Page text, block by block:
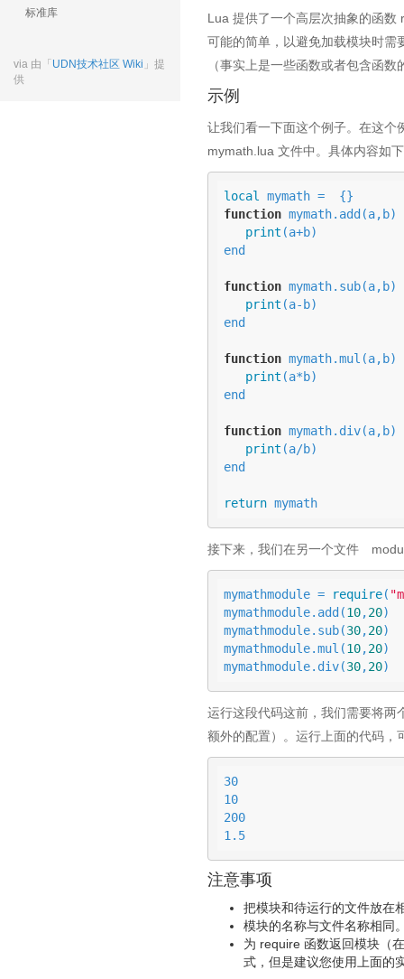
标准库
via 由「 UDN技术社区 Wiki 」提
供
Lua 提供了一个高层次抽象的函
可能的简单，以避免加载模块时需
（事实上是一些函数或者包含函
示例
让我们看一下面这个例子。在这个
mymath.lua 文件中。具体内容如
local
function mymath.add(a,b)
print (a+b)
end
function mymath.sub(a,b)
print (a-b)
end
function mymath.mul(a,b)
print (a*b)
end
function mymath.div(a,b)
print (a/b)
end
return mymath
接下来，我们在另一个文件
mymathmodule = require(
mymathmodule.add(10,20)
mymathmodule.sub(30,20)
mymathmodule.mul(10,20)
mymathmodule.div(30,20)
运行这段代码这前，我们需要将两
额外的配置）。运行上面的代码，
30
10
200
1.5
注意事项
把模块和待运行的文件放在
模块的名称与文件名称相同
为 require 函数返回模块（
式，但是建议您使用上面的